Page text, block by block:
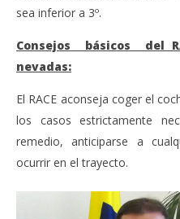
sea inferior a 3º.
Consejos básicos del
nevadas:
El RACE aconseja coger el
los casos estrictamente
remedio, anticiparse a
ocurrir en el trayecto.